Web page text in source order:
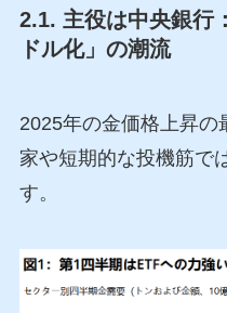
2.1. 主役は中央銀行
ドル化」の潮流
2025年の金価格上昇の
家や短期的な投機筋で
す。